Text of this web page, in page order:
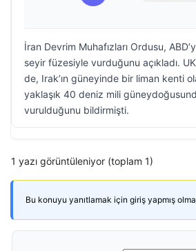
İran Devrim Muhafızları Ordusu,
seyir füzesiyle vurduğunu açıkladı.
de, Irak’ın güneyinde bir liman kenti
yaklaşık 40 deniz mili
vurulduğunu bildirmişti.
1 yazı görüntüleniyor (toplam 1)
Bu konuyu yanıtlamak için giriş yapmış